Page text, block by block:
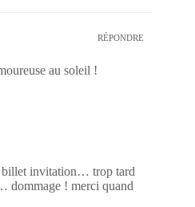
RÉPONDRE
au soleil !
billet invitation… trop tard
dommage ! merci quand